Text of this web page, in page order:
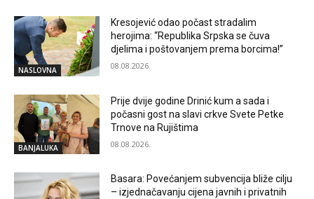
NASLOVNA
Kresojević odao počast stradalim
herojima: “Republika Srpska se čuva
djelima i poštovanjem prema borcima!”
08.08.2026.
BANJALUKA
Prije dvije godine Drinić kum a sada i
počasni gost na slavi crkve Svete Petke
Trnove na Rujištima
08.08.2026.
Basara: Povećanjem subvencija bliže cilju
– izjednačavanju cijena javnih i privatnih